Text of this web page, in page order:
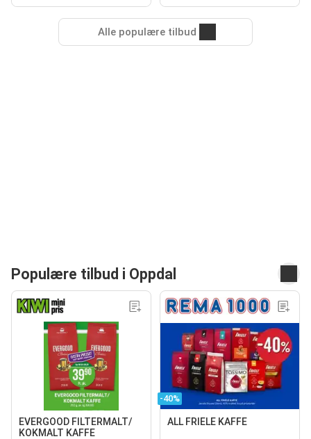
Alle populære tilbud
Populære tilbud i Oppdal
EVERGOOD FILTERMALT/
KOKMALT KAFFE
-40%
ALL FRIELE KAFFE